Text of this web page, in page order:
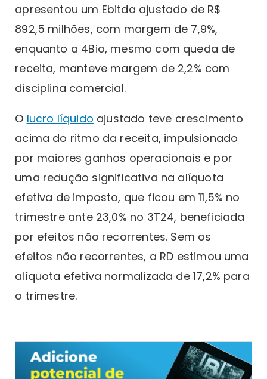
apresentou um Ebitda ajustado de R$
892,5 milhões, com margem de 7,9%,
enquanto a 4Bio, mesmo com queda de
receita, manteve margem de 2,2% com
disciplina comercial.
O lucro líquido ajustado teve crescimento
acima do ritmo da receita, impulsionado
por maiores ganhos operacionais e por
uma redução significativa na alíquota
efetiva de imposto, que ficou em 11,5% no
trimestre ante 23,0% no 3T24, beneficiada
por efeitos não recorrentes. Sem os
efeitos não recorrentes, a RD estimou uma
alíquota efetiva normalizada de 17,2% para
o trimestre.